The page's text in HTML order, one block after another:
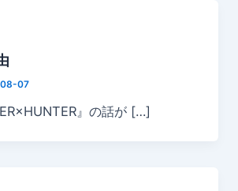
07
』の話が […]